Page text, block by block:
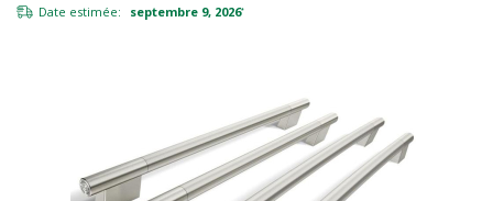
Date estimée: septembre 9, 2026*